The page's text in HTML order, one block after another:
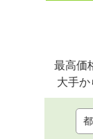
最高価
大手か